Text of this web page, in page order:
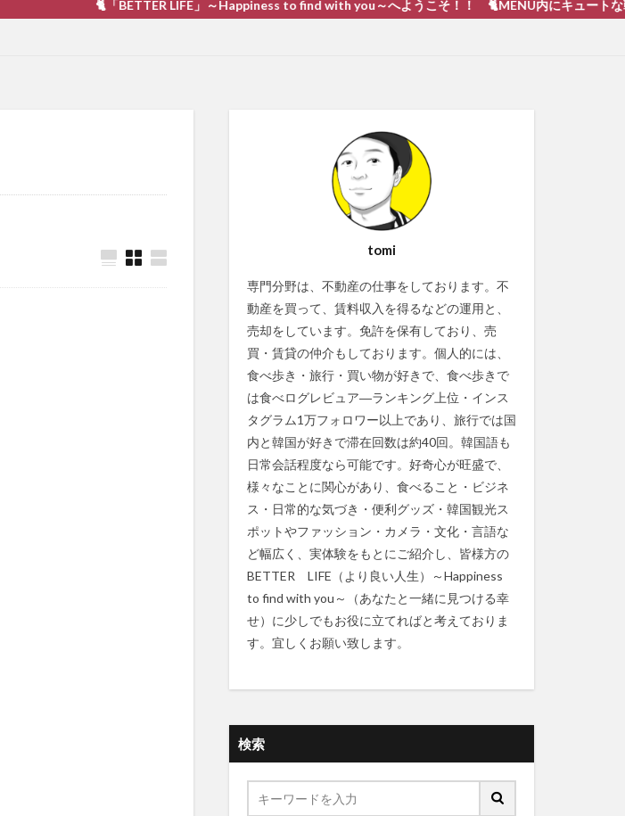
🐈「BETTER LIFE」～Happiness to find with you～へようこそ！！ 🐈MENU内にキュートな戦い 猫動画あ
tomi
専門分野は、不動産の仕事をしております。不
動産を買って、賃料収入を得るなどの運用と、
売却をしています。免許を保有しており、売
買・賃貸の仲介もしております。個人的には、
食べ歩き・旅行・買い物が好きで、食べ歩きで
は食べログレビュア―ランキング上位・インス
タグラム1万フォロワー以上であり、旅行では国
内と韓国が好きで滞在回数は約40回。韓国語も
日常会話程度なら可能です。好奇心が旺盛で、
様々なことに関心があり、食べること・ビジネ
ス・日常的な気づき・便利グッズ・韓国観光ス
ポットやファッション・カメラ・文化・言語な
ど幅広く、実体験をもとにご紹介し、皆様方の
BETTER LIFE（より良い人生）～Happiness
to find with you～（あなたと一緒に見つける幸
せ）に少しでもお役に立てればと考えておりま
す。宜しくお願い致します。
検索